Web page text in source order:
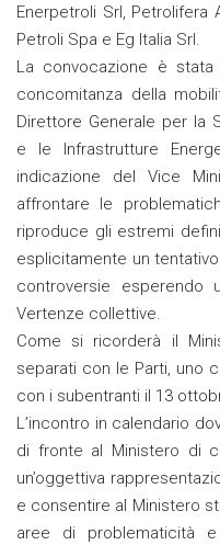
Enerpetroli Srl, Petrolifera
Petroli Spa e Eg Italia Srl.
La convocazione è
concomitanza della
Direttore Generale per la
e le Infrastrutture
indicazione del Vice
affrontare le
riproduce gli estremi
esplicitamente un
controversie esperendo
Vertenze collettive.
Come si ricorderà il
separati con le Parti, uno
con i subentranti il 13
L’incontro in calendario
di fronte al Ministero di
un’oggettiva
e consentire al Ministero
aree di problematicità